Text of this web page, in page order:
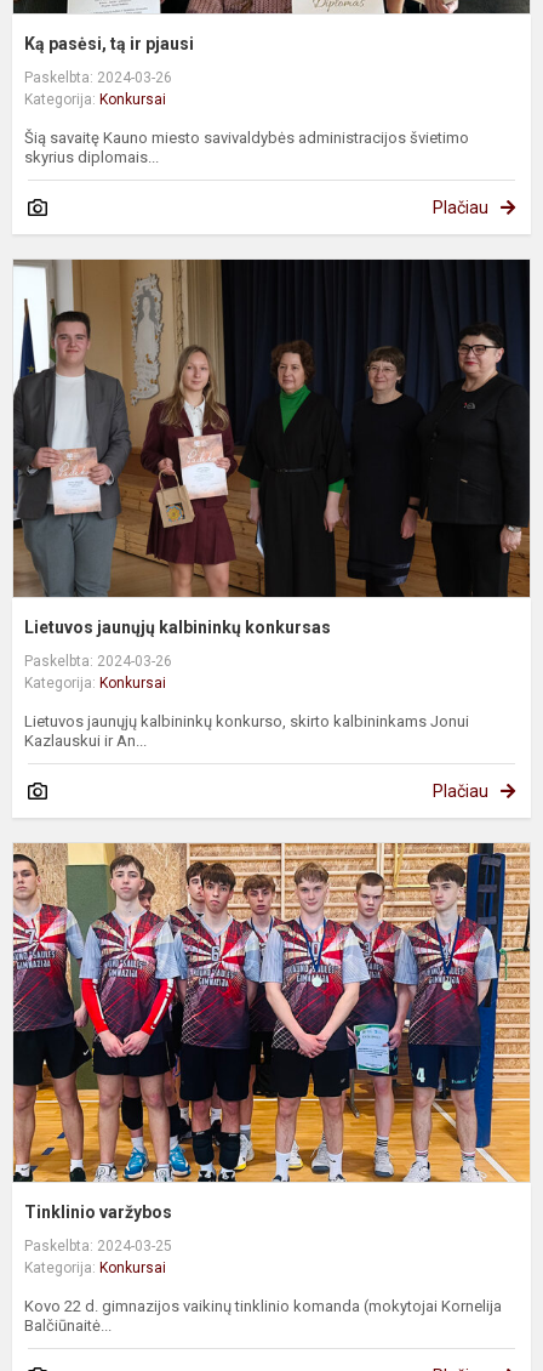
Ką pasėsi, tą ir pjausi
Paskelbta: 2024-03-26
Kategorija: Konkursai
Šią savaitę Kauno miesto savivaldybės administracijos švietimo
skyrius diplomais...
Plačiau
Lietuvos jaunųjų kalbininkų konkursas
Paskelbta: 2024-03-26
Kategorija: Konkursai
Lietuvos jaunųjų kalbininkų konkurso, skirto kalbininkams Jonui
Kazlauskui ir An...
Plačiau
Tinklinio varžybos
Paskelbta: 2024-03-25
Kategorija: Konkursai
Kovo 22 d. gimnazijos vaikinų tinklinio komanda (mokytojai Kornelija
Balčiūnaitė...